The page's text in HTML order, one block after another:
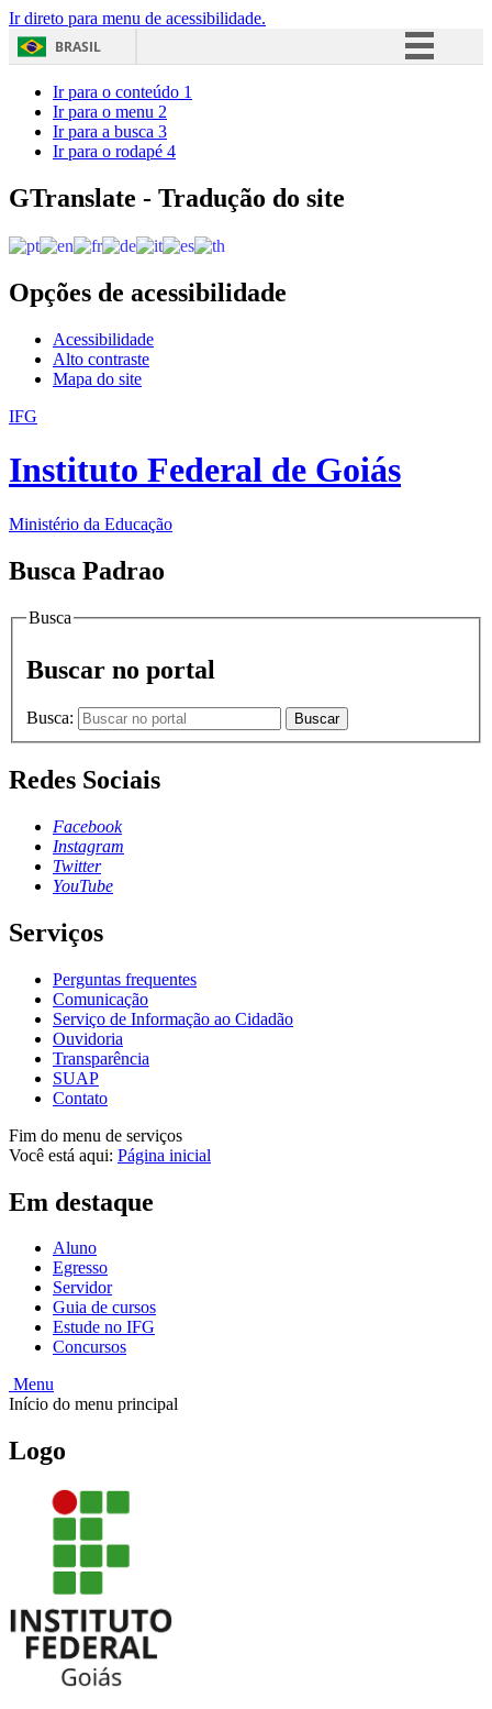
Ir direto para menu de acessibilidade.
BRASIL
Acesso à informação
Ir para o conteúdo 1
Ir para o menu 2
Ir para a busca 3
Ir para o rodapé 4
GTranslate - Tradução do site
Opções de acessibilidade
Acessibilidade
Alto contraste
Mapa do site
IFG
Instituto Federal de Goiás
Ministério da Educação
Busca Padrao
Busca
Buscar no portal
Busca: Buscar
Redes Sociais
Facebook
Instagram
Twitter
YouTube
Serviços
Perguntas frequentes
Comunicação
Serviço de Informação ao Cidadão
Ouvidoria
Transparência
SUAP
Contato
Fim do menu de serviços
Você está aqui: Página inicial
Em destaque
Aluno
Egresso
Servidor
Guia de cursos
Estude no IFG
Concursos
Menu
Início do menu principal
Logo